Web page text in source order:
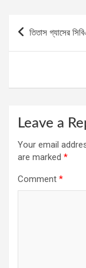
navigation
তিতাস গ্যাসের
Leave a
Your email
are marked *
Comment *